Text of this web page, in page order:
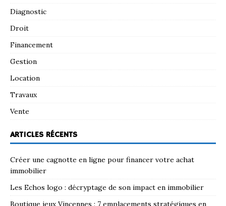
Diagnostic
Droit
Financement
Gestion
Location
Travaux
Vente
ARTICLES RÉCENTS
Créer une cagnotte en ligne pour financer votre achat
immobilier
Les Echos logo : décryptage de son impact en immobilier
Boutique jeux Vincennes : 7 emplacements stratégiques en